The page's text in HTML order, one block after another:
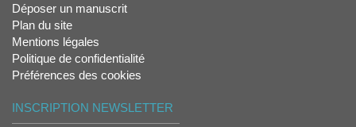
Déposer un manuscrit
Plan du site
Mentions légales
Politique de confidentialité
Préférences des cookies
INSCRIPTION NEWSLETTER